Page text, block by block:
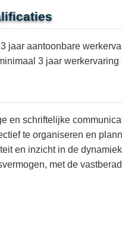
jaar aantoonbare
3 jaar
en schriftelijke
te organiseren en
en inzicht in de
met de